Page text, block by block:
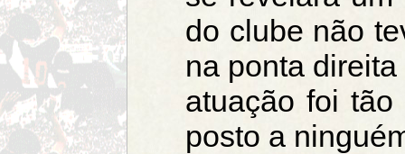
do clube não
na ponta
atuação foi
posto a